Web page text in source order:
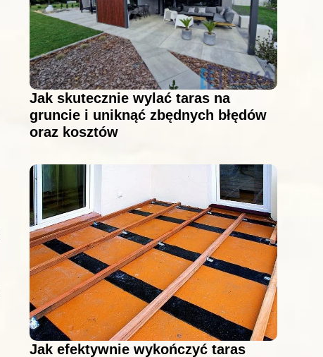
Jak skutecznie wylać taras na
gruncie i uniknąć zbędnych błędów
oraz kosztów
Jak efektywnie wykończyć taras